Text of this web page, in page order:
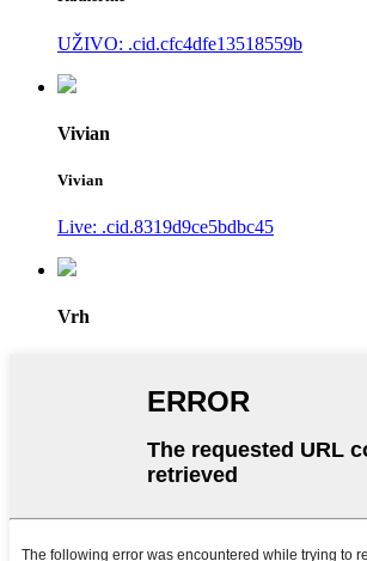
UŽIVO: .cid.cfc4dfe13518559b
Vivian
Vivian
Live: .cid.8319d9ce5bdbc45
Vrh